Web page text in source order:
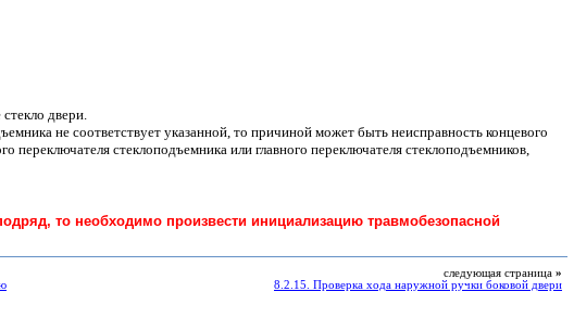
двери.
не соответствует указанной, то причиной может быть неисправность концевого
переключателя стеклоподъемника или главного переключателя стеклоподъемников,
то необходимо произвести инициализацию травмобезопасной
следующая страница »
8.2.15. Проверка хода наружной ручки боковой двери